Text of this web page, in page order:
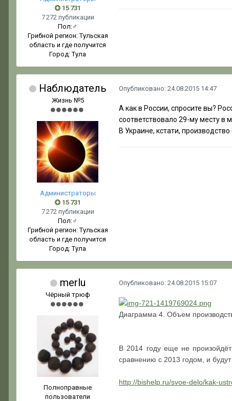
15 731
7 272 публикации
Пол:♂
Грибной регион:Тульская
область и где получится
Город:Тула
Наблюдатель
Жизнь №5
Администраторы
15 731
7 272 публикации
Пол:♂
Грибной регион:Тульская
область и где получится
Город:Тула
Опубликовано: 24.08.2015 14:47
А как в России, спросите вы?
соответствовало 29-му месту в
В Украине, кстати,
merlu
Чёрный трюф
Полноправные
пользователи
Опубликовано: 24.08.2015 15:07
Диаграмма 4. Объем
В 2014 году еще не
сравнению с 2013 годом, и
http://bishelp.ru/svoe-delo/kak-